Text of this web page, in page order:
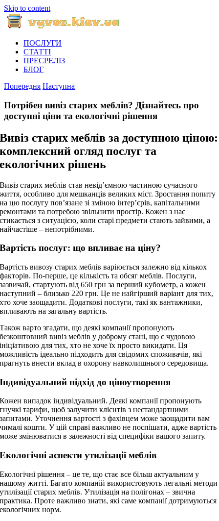
Skip to content
ПОСЛУГИ
СТАТТІ
ПРЕСРЕЛІЗ
БЛОГ
Попередня Наступна
Потрібен вивіз старих меблів? Дізнайтесь про
доступні ціни та екологічні рішення
Вивіз старих меблів за доступною ціною:
комплексний огляд послуг та
екологічних рішень
Вивіз старих меблів став невід’ємною частиною сучасного
життя, особливо для мешканців великих міст. Зростання попиту
на цю послугу пов’язане зі зміною інтер’єрів, капітальними
ремонтами та потребою звільнити простір. Кожен з нас
стикається з ситуацією, коли старі предмети стають зайвими, а
найчастіше – непотрібними.
Вартість послуг: що впливає на ціну?
Вартість вивозу старих меблів варіюється залежно від кількох
факторів. По-перше, це кількість та обсяг меблів. Послуги,
зазвичай, стартують від 650 грн за перший кубометр, а кожен
наступний – близько 220 грн. Це не найгірший варіант для тих,
хто хоче заощадити. Додаткові послуги, такі як вантажники,
впливають на загальну вартість.
Також варто згадати, що деякі компанії пропонують
безкоштовний вивіз меблів у доброму стані, що є чудовою
ініціативою для тих, хто не хоче їх просто викидати. Ця
можливість ідеально підходить для свідомих споживачів, які
прагнуть внести вклад в охорону навколишнього середовища.
Індивідуальний підхід до ціноутворення
Кожен випадок індивідуальний. Деякі компанії пропонують
гнучкі тарифи, щоб залучити клієнтів з нестандартними
запитами. Уточнення вартості з фахівцем може заощадити вам
чималі кошти. У цій справі важливо не поспішати, адже вартість
може змінюватися в залежності від специфіки вашого запиту.
Екологічні аспекти утилізації меблів
Екологічні рішення – це те, що стає все більш актуальним у
нашому житті. Багато компаній використовують легальні методи
утилізації старих меблів. Утилізація на полігонах – звична
практика. Проте важливо знати, які саме компанії дотримуються
екологічних норм.